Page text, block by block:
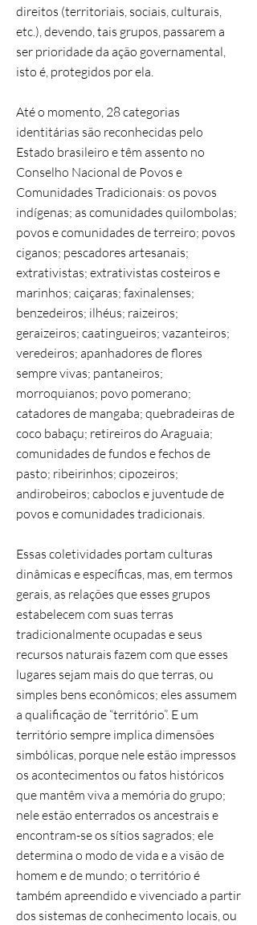
direitos (territoriais, sociais, culturais,
etc.), devendo, tais grupos, passarem a
ser prioridade da ação governamental,
isto é, protegidos por ela.
Até o momento, 28 categorias
identitárias são reconhecidas pelo
Estado brasileiro e têm assento no
Conselho Nacional de Povos e
Comunidades Tradicionais: os povos
indígenas; as comunidades quilombolas;
povos e comunidades de terreiro; povos
ciganos; pescadores artesanais;
extrativistas; extrativistas costeiros e
marinhos; caiçaras; faxinalenses;
benzedeiros; ilhéus; raizeiros;
geraizeiros; caatingueiros; vazanteiros;
veredeiros; apanhadores de flores
sempre vivas; pantaneiros;
morroquianos; povo pomerano;
catadores de mangaba; quebradeiras de
coco babaçu; retireiros do Araguaia;
comunidades de fundos e fechos de
pasto; ribeirinhos; cipozeiros;
andirobeiros; caboclos e juventude de
povos e comunidades tradicionais.
Essas coletividades portam culturas
dinâmicas e específicas, mas, em termos
gerais, as relações que esses grupos
estabelecem com suas terras
tradicionalmente ocupadas e seus
recursos naturais fazem com que esses
lugares sejam mais do que terras, ou
simples bens econômicos; eles assumem
a qualificação de “território”. E um
território sempre implica dimensões
simbólicas, porque nele estão impressos
os acontecimentos ou fatos históricos
que mantêm viva a memória do grupo;
nele estão enterrados os ancestrais e
encontram-se os sítios sagrados; ele
determina o modo de vida e a visão de
homem e de mundo; o território é
também apreendido e vivenciado a partir
dos sistemas de conhecimento locais, ou